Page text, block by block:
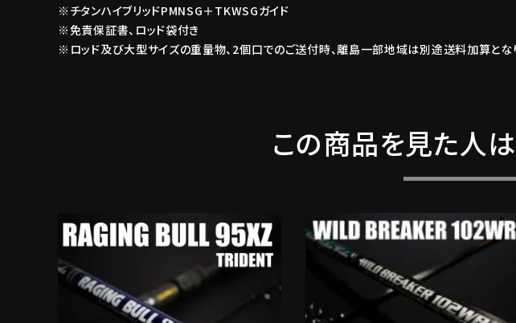
※チタンハイブリッドPMNSG＋TKWSGガイド
※免責保証書、ロッド袋付き
※ロッド及び大型サイズの重量物、2個口でのご送付時、離島一部地域は別途送料加算とな
この商品を見た人